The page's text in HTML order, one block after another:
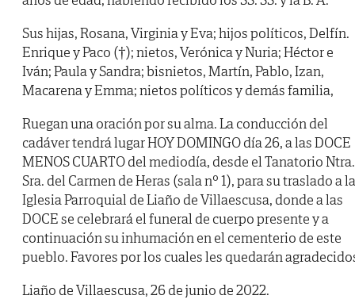
Sus hijas, Rosana, Virginia y Eva; hijos políticos, Delfín.
Enrique y Paco (†); nietos, Verónica y Nuria; Héctor e
Iván; Paula y Sandra; bisnietos, Martín, Pablo, Izan,
Macarena y Emma; nietos políticos y demás familia,
Ruegan una oración por su alma. La conducción del
cadáver tendrá lugar HOY DOMINGO día 26, a las DOCE
MENOS CUARTO del mediodía, desde el Tanatorio Ntra.
Sra. del Carmen de Heras (sala nº 1), para su traslado a la
Iglesia Parroquial de Liaño de Villaescusa, donde a las
DOCE se celebrará el funeral de cuerpo presente y a
continuación su inhumación en el cementerio de este
pueblo. Favores por los cuales les quedarán
Liaño de Villaescusa, 26 de junio de 2022.